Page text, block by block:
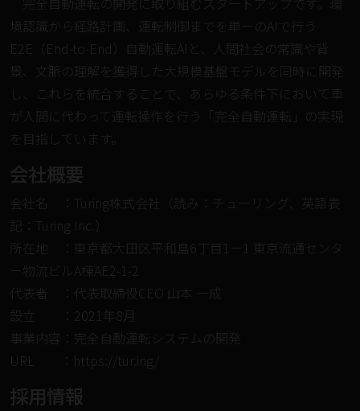
境認識から経路計画、運転制御までを単一のAIで行う
E2E（End-to-End）自動運転AIと、人間社会の常識や背
景、文脈の理解を獲得した大規模基盤モデルを同時に開発
し、これらを統合することで、あらゆる条件下において車
が人間に代わって運転操作を行う「完全自動運転」の実現
を目指しています。
会社概要
会社名 ：Turing株式会社（読み：チューリング、英語表
記：Turing Inc.）
所在地 ：東京都大田区平和島6丁目1ー1 東京流通センタ
ー物流ビルA棟AE2-1-2
代表者 ：代表取締役CEO 山本 一成
設⽴ ：2021年8⽉
事業内容：完全自動運転システムの開発
URL ： https://tur.ing/
採⽤情報